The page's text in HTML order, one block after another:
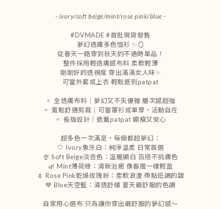
- ivory/soft beige/mint/rose pink/blue -
#DVMADE #首批現貨發售
夢幻透膚多色恤衫 ✨🪞
從春天一路穿到秋天的不過時單品！
整件採用輕透膚感布料 柔軟輕薄
剛剛好的透視度 穿出滿滿女人味✨
可當外套或上衣 輕鬆遮到patpat
▫️ 全透膚布料｜夢幻又不失優雅 層次感超強
▫️ 寬鬆舒適剪裁｜可當罩衫或單穿，活動自在
▫️ 長版設計｜遮蓋patpat 顯瘦又安心
超多色一次滿足，每個都超夢幻：
🤍 Ivory象牙白：純淨温柔 日常首選
🍨 Soft Beige淡杏色：溫暖顯白 百搭不挑膚色
🌿 Mint薄荷綠：清新治癒 像春風一樣輕盈
🌷 Rose Pink乾燥玫瑰粉：柔軟浪漫 帶點低調的甜
💙 Blue天空藍：清透舒緩 夏天最舒服的色調
自家用心選布 只為讓你穿出最舒服的夢幻感～